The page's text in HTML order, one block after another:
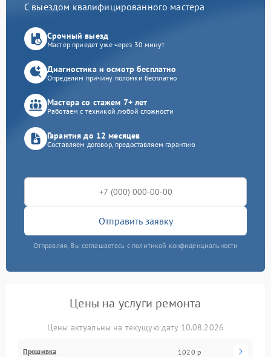
С выездом квалифицированного мастера
Срочный выезд
Мастер приедет уже через 30 минут
Диагностика и осмотр бесплатно
Определим причину поломки бесплатно
Мастера со стажем 7+ лет
Работаем с техникой любой сложности
Гарантия до 12 месяцев
Составляем договор, предоставляем гарантию
Отправить заявку
Отправляя, Вы соглашаетесь с политикой конфиденциальности
Цены на услуги ремонта
Цены актуальны на текущую дату 10.08.2026
Прошивка 1020 р